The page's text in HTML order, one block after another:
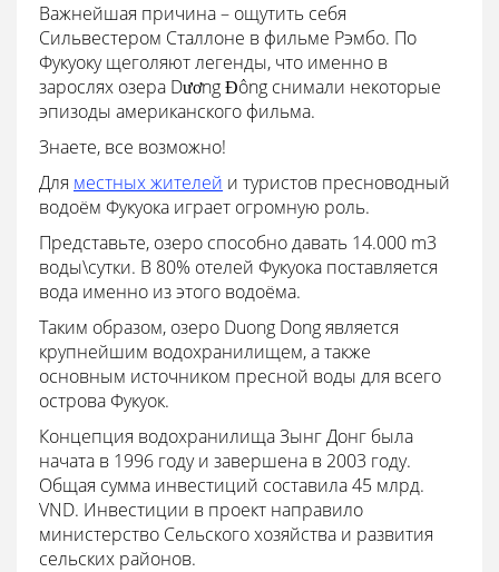
Важнейшая причина – ощутить себя
Сильвестером Сталлоне в фильме Рэмбо. По
Фукуоку щеголяют легенды, что именно в
зарослях озера Dương Đông снимали некоторые
эпизоды американского фильма.
Знаете, все возможно!
Для местных жителей и туристов пресноводный
водоём Фукуока играет огромную роль.
Представьте, озеро способно давать 14.000 m3
воды\сутки. В 80% отелей Фукуока поставляется
вода именно из этого водоёма.
Таким образом, озеро Duong Dong является
крупнейшим водохранилищем, а также
основным источником пресной воды для всего
острова Фукуок.
Концепция водохранилища Зынг Донг была
начата в 1996 году и завершена в 2003 году.
Общая сумма инвестиций составила 45 млрд.
VND. Инвестиции в проект направило
министерство Сельского хозяйства и развития
сельских районов.